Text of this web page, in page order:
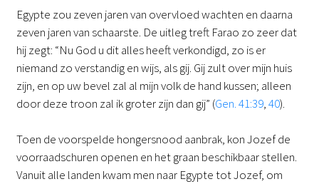
Egypte zou zeven jaren van overvloed wachten en daarna
zeven jaren van schaarste. De uitleg treft Farao zo zeer dat
hij zegt: “Nu God u dit alles heeft verkondigd, zo is er
niemand zo verstandig en wijs, als gij. Gij zult over mijn huis
zijn, en op uw bevel zal al mijn volk de hand kussen; alleen
door deze troon zal ik groter zijn dan gij” (Gen. 41:39,40).
Toen de voorspelde hongersnood aanbrak, kon Jozef de
voorraadschuren openen en het graan beschikbaar stellen.
Vanuit alle landen kwam men naar Egypte tot Jozef, om